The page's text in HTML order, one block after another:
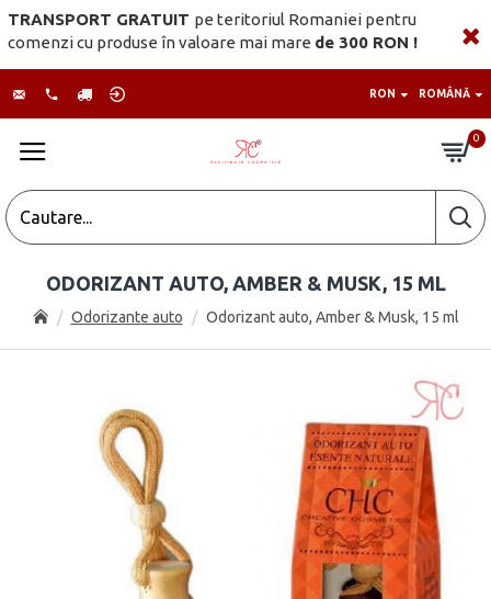
TRANSPORT GRATUIT pe teritoriul Romaniei pentru
comenzi cu produse în valoare mai mare de 300 RON !
RON ROMÂNĂ
0
Odorizante auto Odorizant auto, Amber & Musk, 15 ml
ODORIZANT AUTO, AMBER & MUSK, 15 ML